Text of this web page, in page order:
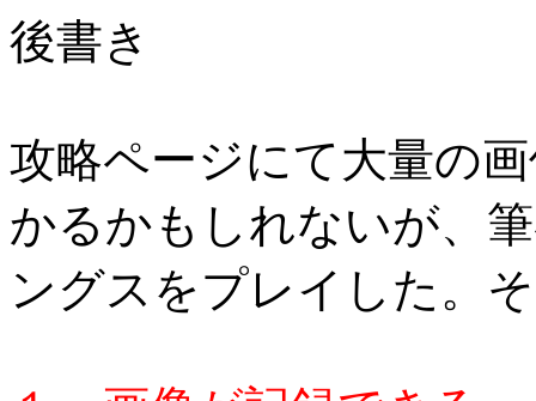
後書き
攻略ページにて大量の
かるかもしれないが、
ングスをプレイした。